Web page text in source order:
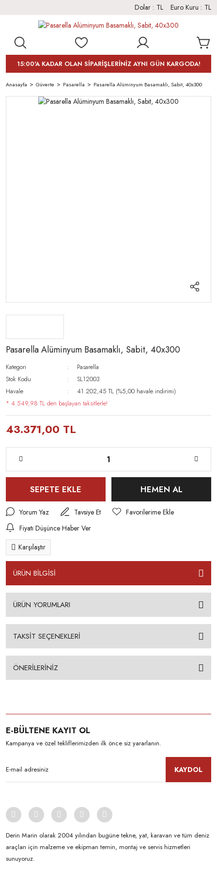
Dolar : TL Euro Kuru : TL
15:00'A KADAR OLAN SİPARİŞLERİNİZ AYNI GÜN KARGODA!
Anasayfa Güverte Pasarella Pasarella Alüminyum Basamaklı, Sabit, 40x300
Pasarella Alüminyum Basamaklı, Sabit, 40x300
Kategori
Pasarella
Stok Kodu
SL12003
Havale
41.202,45 TL (%5,00 havale indirimi)
* 4.549,98 TL den başlayan taksitlerle!
43.371,00 TL
SEPETE EKLE HEMEN AL
Yorum Yaz
Tavsiye Et
Fiyatı Düşünce Haber Ver
Karşılaştır
ÜRÜN BİLGİSİ
ÜRÜN YORUMLARI
TAKSİT SEÇENEKLERİ
ÖNERİLERİNİZ
E-BÜLTENE KAYIT OL
Kampanya ve özel tekliflerimizden ilk önce siz yararlanın.
KAYDOL
Derin Marin olarak 2004 yılından bugüne tekne, yat, karavan ve tüm deniz
araçları için malzeme ve ekipman temin, montaj ve servis hizmetleri
sunuyoruz.